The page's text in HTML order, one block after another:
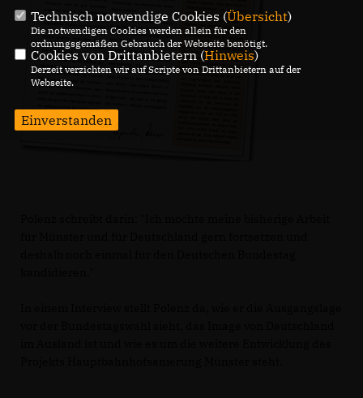
Technisch notwendige Cookies (Übersicht)
Die notwendigen Cookies werden allein für den
ordnungsgemäßen Gebrauch der Webseite benötigt.
Cookies von Drittanbietern (Hinweis)
Derzeit verzichten wir auf Scripte von Drittanbietern auf der
Webseite.
Einverstanden